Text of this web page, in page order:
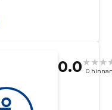
0.0 0